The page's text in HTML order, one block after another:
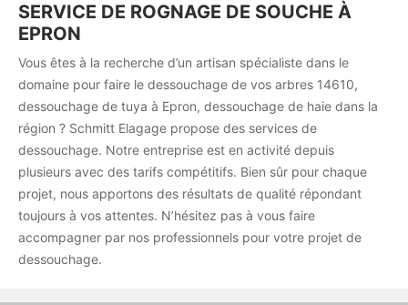
SERVICE DE ROGNAGE DE SOUCHE À
EPRON
Vous êtes à la recherche d’un artisan spécialiste dans le
domaine pour faire le dessouchage de vos arbres 14610,
dessouchage de tuya à Epron, dessouchage de haie dans la
région ? Schmitt Elagage propose des services de
dessouchage. Notre entreprise est en activité depuis
plusieurs avec des tarifs compétitifs. Bien sûr pour chaque
projet, nous apportons des résultats de qualité répondant
toujours à vos attentes. N’hésitez pas à vous faire
accompagner par nos professionnels pour votre projet de
dessouchage.